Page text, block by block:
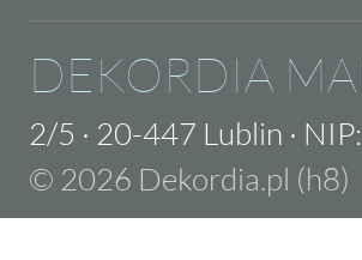
DEKORDIA
2/5 · 20-447 Lublin ·
© 2026 Dekordia.pl (h8)